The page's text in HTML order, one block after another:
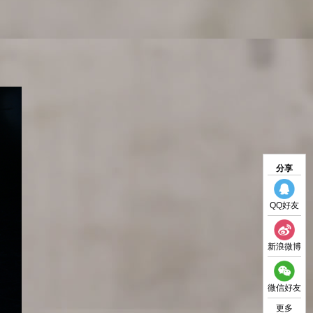
分享
QQ好友
新浪微博
微信好友
更多